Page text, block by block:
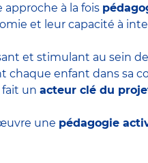
à la fois
et leur capacité à
et stimulant au sein
chaque enfant dans sa
fait un acteur clé du
une pédagogie